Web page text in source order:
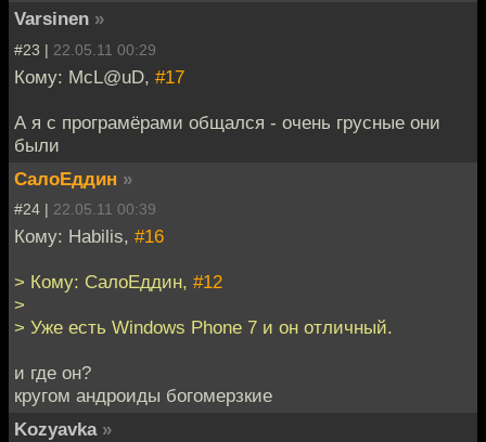
Varsinen »
#23 | 22.05.11 00:29
Кому: McL@uD, #17
А я с програмёрами общался - очень грусные они
были
СалоЕддин »
#24 | 22.05.11 00:39
Кому: Habilis, #16
> Кому: СалоЕддин, #12
>
> Уже есть Windows Phone 7 и он отличный.
и где он?
кругом андроиды богомерзкие
Kozyavka »